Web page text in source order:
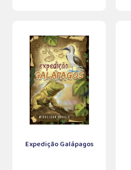
Expedição Galápagos